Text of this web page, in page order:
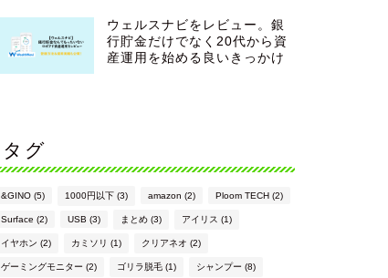
ウェルスナビをレビュー。銀
行貯金だけでなく20代から資
産運用を始める良いきっかけ
タグ
&GINO(5) 1000円以下(3) amazon (2) Ploom TECH(2)
Surface (2) USB (3) まとめ(3) アイリス (1)
イヤホン (2) カミソリ (1) クリアネオ (2)
ゲーミングモニター (2) ゴリラ脱毛(1) シャンプー (8)